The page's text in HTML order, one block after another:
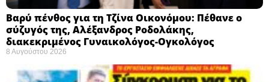
Βαρύ πένθος για τη Τζίνα Οικονόμου: Πέθανε ο
σύζυγός της, Αλέξανδρος Ροδολάκης,
διακεκριμένος Γυναικολόγος-Ογκολόγος
8 Αυγούστου 2026